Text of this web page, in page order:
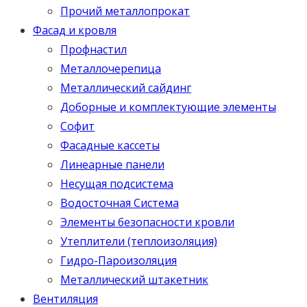
Прочий металлопрокат
Фасад и кровля
Профнастил
Металлочерепица
Металлический сайдинг
Доборные и комплектующие элементы
Софит
Фасадные кассеты
Линеарные панели
Несущая подсистема
Водосточная Система
Элементы безопасности кровли
Утеплители (теплоизоляция)
Гидро-Пароизоляция
Металлический штакетник
Вентиляция